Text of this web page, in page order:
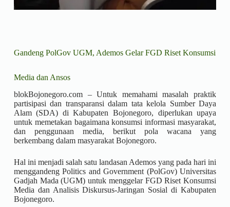
Gandeng PolGov UGM, Ademos Gelar FGD Riset Konsumsi
Media dan Ansos
blokBojonegoro.com – Untuk memahami masalah praktik
partisipasi dan transparansi dalam tata kelola Sumber Daya
Alam (SDA) di Kabupaten Bojonegoro, diperlukan upaya
untuk memetakan bagaimana konsumsi informasi masyarakat,
dan penggunaan media, berikut pola wacana yang
berkembang dalam masyarakat Bojonegoro.
Hal ini menjadi salah satu landasan Ademos yang pada hari ini
menggandeng Politics and Government (PolGov) Universitas
Gadjah Mada (UGM) untuk menggelar FGD Riset Konsumsi
Media dan Analisis Diskursus-Jaringan Sosial di Kabupaten
Bojonegoro.